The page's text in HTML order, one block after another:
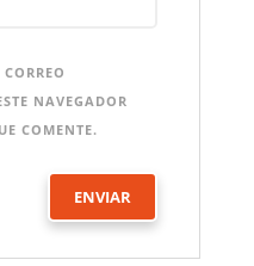
NAVEGADOR
COMENTE.